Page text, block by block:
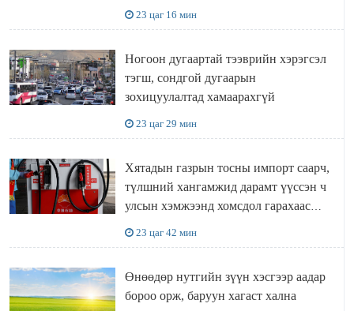
23 цаг 16 мин
Ногоон дугаартай тээврийн хэрэгсэл
тэгш, сондгой дугаарын
зохицуулалтад хамаарахгүй
23 цаг 29 мин
Хятадын газрын тосны импорт саарч,
түлшний хангамжид дарамт үүссэн ч
улсын хэмжээнд хомсдол гарахаас
23 цаг 42 мин
Өнөөдөр нутгийн зүүн хэсгээр аадар
бороо орж, баруун хагаст хална